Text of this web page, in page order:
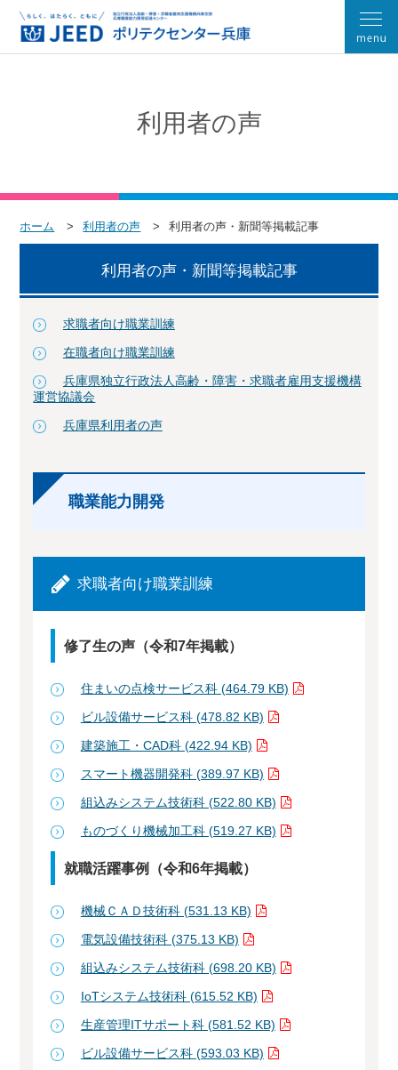
利用者の声
ホーム 利用者の声 利用者の声・新聞等掲載記事
利用者の声・新聞等掲載記事
求職者向け職業訓練
在職者向け職業訓練
兵庫県独立行政法人高齢・障害・求職者雇用支援機構
運営協議会
兵庫県利用者の声
職業能力開発
求職者向け職業訓練
修了生の声（令和7年掲載）
住まいの点検サービス科 (464.79 KB)
ビル設備サービス科 (478.82 KB)
建築施工・CAD科 (422.94 KB)
スマート機器開発科 (389.97 KB)
組込みシステム技術科 (522.80 KB)
ものづくり機械加工科 (519.27 KB)
就職活躍事例（令和6年掲載）
機械ＣＡＤ技術科 (531.13 KB)
電気設備技術科 (375.13 KB)
組込みシステム技術科 (698.20 KB)
IoTシステム技術科 (615.52 KB)
生産管理ITサポート科 (581.52 KB)
ビル設備サービス科 (593.03 KB)